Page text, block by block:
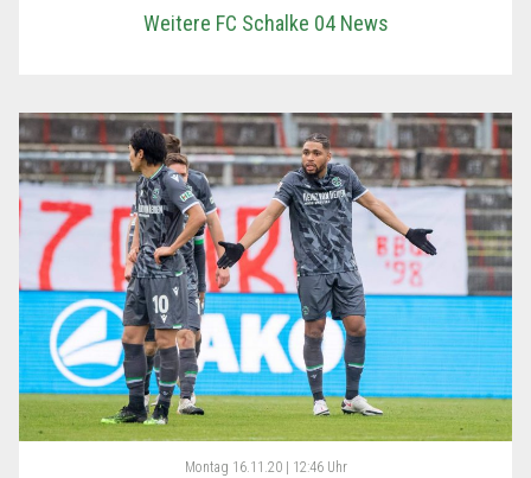
Weitere FC Schalke 04 News
Montag 16.11.20 | 12:46 Uhr